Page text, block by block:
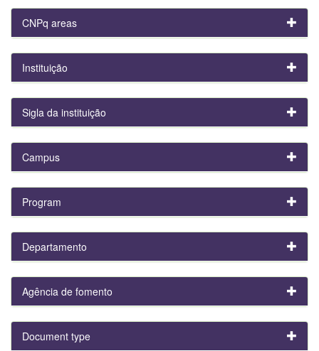
CNPq areas
Instituição
Sigla da instituição
Campus
Program
Departamento
Agência de fomento
Document type